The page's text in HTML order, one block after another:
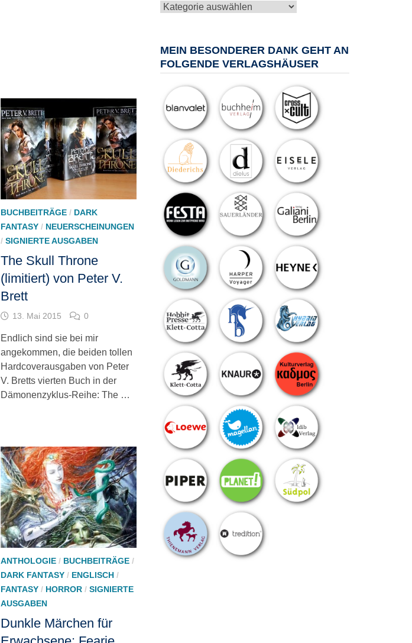
BUCHBEITRÄGE/ DARK
FANTASY/ NEUERSCHEINUNGEN
/ SIGNIERTE AUSGABEN
The Skull Throne
(limitiert) von Peter V.
Brett
13. Mai 2015 0
Endlich sind sie bei mir
angekommen, die beiden tollen
Hardcoverausgaben von Peter
V. Bretts vierten Buch in der
Dämonenzyklus-Reihe: The …
ANTHOLOGIE/ BUCHBEITRÄGE/
DARK FANTASY/ ENGLISCH/
FANTASY/ HORROR/ SIGNIERTE
AUSGABEN
Dunkle Märchen für
Kategorien
MEIN BESONDERER DANK GEHT AN
FOLGENDE VERLAGSHÄUSER